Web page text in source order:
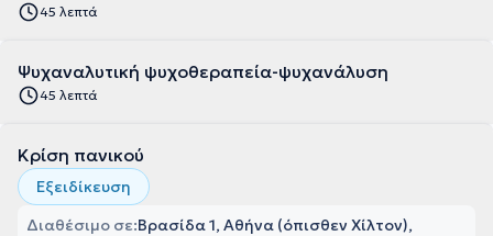
45 λεπτά
Ψυχαναλυτική ψυχοθεραπεία-ψυχανάλυση
45 λεπτά
Κρίση πανικού
Εξειδίκευση
Διαθέσιμο σε:Βρασίδα 1, Αθήνα (όπισθεν Χίλτον),